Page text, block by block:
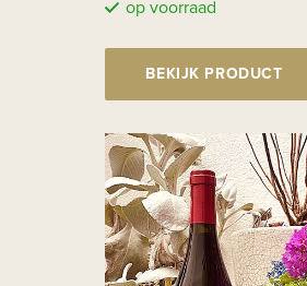
op voorraad
BEKIJK PRODUCT